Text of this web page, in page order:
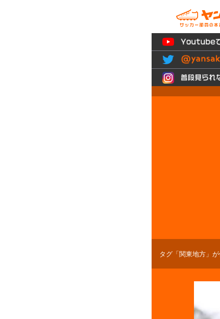
タグ「関東地方」